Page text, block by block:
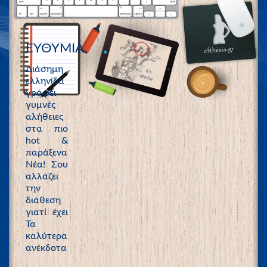
ΕΥΘΥΜΙΑ
Διάσημη
ελληνίδα
γράφει
γυμνές
αλήθειες
στα πιο
hot &
παράξενα
Νέα! Σου
αλλάζει
την
διάθεση
γιατί έχει
Τα
καλύτερα
ανέκδοτα